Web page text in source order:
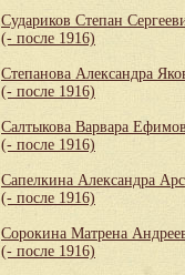
Судариков Степан
(- после 1916)
Степанова Александра
(- после 1916)
Салтыкова Варвара
(- после 1916)
Сапелкина Александра
(- после 1916)
Сорокина Матрена
(- после 1916)